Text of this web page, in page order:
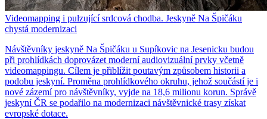
Videomapping i pulzující srdcová chodba. Jeskyně Na Špičáku
chystá modernizaci
Návštěvníky jeskyně Na Špičáku u Supíkovic na Jesenicku budou
při prohlídkách doprovázet moderní audiovizuální prvky včetně
videomappingu. Cílem je přiblížit poutavým způsobem historii a
podobu jeskyní. Proměna prohlídkového okruhu, jehož součástí je i
nové zázemí pro návštěvníky, vyjde na 18,6 milionu korun. Správě
jeskyní ČR se podařilo na modernizaci návštěvnické trasy získat
evropské dotace.